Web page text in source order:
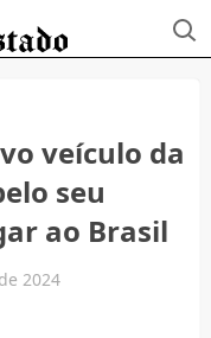
veículo da
seu
ao Brasil
2024